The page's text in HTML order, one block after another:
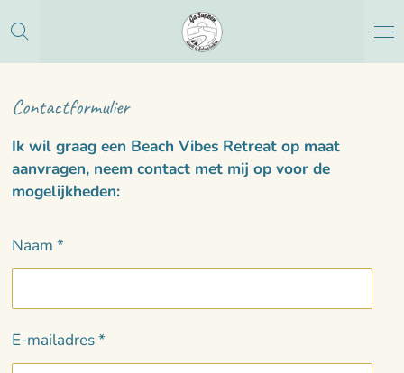
Ga
direct
naar
hoofdinhoud
Contactformulier
Ik wil graag een Beach Vibes Retreat op maat
aanvragen, neem contact met mij op voor de
mogelijkheden:
Naam *
E-mailadres *